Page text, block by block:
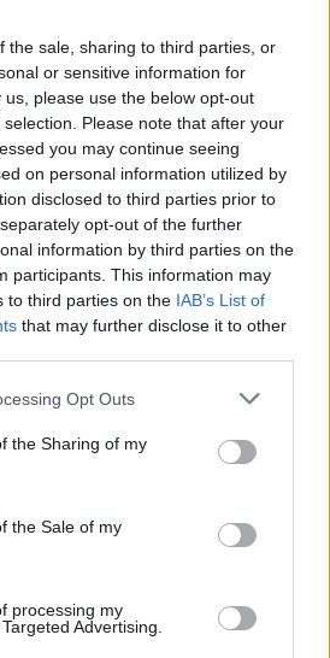
the sale, sharing to third parties, or
or sensitive information for
please use the below opt-out
Please note that after your
you may continue seeing
on personal information utilized by
disclosed to third parties prior to
opt-out of the further
information by third parties on the
participants. This information may
to third parties on the IAB’s List of
that may further disclose it to other
app uses one or more Google
usage behaviour. You may click to
Google and its third-party tags to
specified purposes in below Google
Opt Outs
the Sharing of my
the Sale of my
processing my
Advertising.
értesülj a friss
is!
Követem
UNIÓ
# MAKRI
SZIGETEK
TURIZMUS